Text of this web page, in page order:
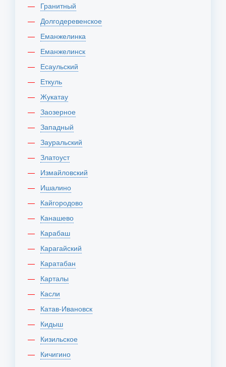
Гранитный
Долгодеревенское
Еманжелинка
Еманжелинск
Есаульский
Еткуль
Жукатау
Заозерное
Западный
Зауральский
Златоуст
Измайловский
Ишалино
Кайгородово
Канашево
Карабаш
Карагайский
Каратабан
Карталы
Касли
Катав-Ивановск
Кидыш
Кизильское
Кичигино